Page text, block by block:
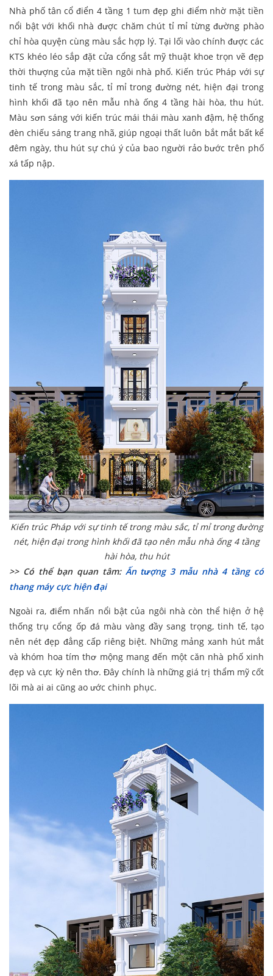
Nhà phố tân cổ điển 4 tầng 1 tum đẹp ghi điểm nhờ mặt tiền
nổi bật với khối nhà được chăm chút tỉ mỉ từng đường phào
chỉ hòa quyện cùng màu sắc hợp lý. Tại lối vào chính được các
KTS khéo léo sắp đặt cửa cổng sắt mỹ thuật khoe trọn vẽ đẹp
thời thượng của mặt tiền ngôi nhà phố. Kiến trúc Pháp với sự
tinh tế trong màu sắc, tỉ mỉ trong đường nét, hiện đại trong
hình khối đã tạo nên mẫu nhà ống 4 tầng hài hòa, thu hút.
Màu sơn sáng với kiến trúc mái thái màu xanh đậm, hệ thống
đèn chiếu sáng trang nhã, giúp ngoại thất luôn bắt mắt bất kể
đêm ngày, thu hút sự chú ý của bao người rảo bước trên phố
xá tấp nập.
Kiến trúc Pháp với sự tinh tế trong màu sắc, tỉ mỉ trong đường
nét, hiện đại trong hình khối đã tạo nên mẫu nhà ống 4 tầng
hài hòa, thu hút
>> Có thể bạn quan tâm: Ấn tượng 3 mẫu nhà 4 tầng có
thang máy cực hiện đại
Ngoài ra, điểm nhấn nổi bật của ngôi nhà còn thể hiện ở hệ
thống trụ cổng ốp đá màu vàng đầy sang trọng, tinh tế, tạo
nên nét đẹp đẳng cấp riêng biệt. Những mảng xanh hút mắt
và khóm hoa tím thơ mộng mang đến một căn nhà phố xinh
đẹp và cực kỳ nên thơ. Đây chính là những giá trị thẩm mỹ cốt
lõi mà ai ai cũng ao ước chinh phục.